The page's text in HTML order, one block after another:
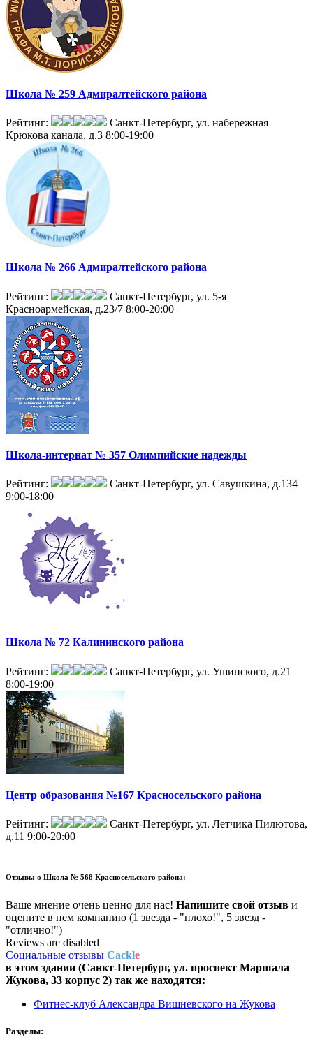
Школа № 259 Адмиралтейского района
Рейтинг:
Санкт-Петербург, ул. набережная
Крюкова канала, д.3 8:00-19:00
Школа № 266 Адмиралтейского района
Рейтинг:
Санкт-Петербург, ул. 5-я
Красноармейская, д.23/7 8:00-20:00
Школа-интернат № 357 Олимпийские надежды
Рейтинг:
Санкт-Петербург, ул. Савушкина, д.134
9:00-18:00
Школа № 72 Калининского района
Рейтинг:
Санкт-Петербург, ул. Ушинского, д.21
8:00-19:00
Центр образования №167 Красносельского района
Рейтинг:
Санкт-Петербург, ул. Летчика Пилютова,
д.11 9:00-20:00
Отзывы о Школа № 568 Красносельского района:
Ваше мнение очень ценно для нас! Напишите свой отзыв и
оцените в нем компанию (1 звезда - "плохо!", 5 звезд -
"отлично!")
Reviews are disabled
Социальные отзывы Cackle
в этом здании (Санкт-Петербург, ул. проспект Маршала
Жукова, 33 корпус 2) так же находятся:
Фитнес-клуб Александра Вишневского на Жукова
Разделы: